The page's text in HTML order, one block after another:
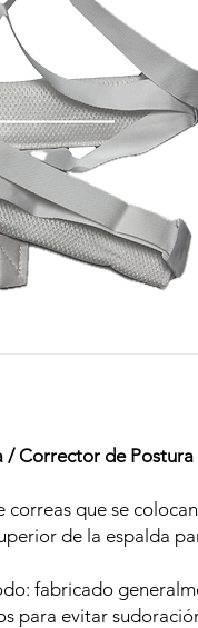
/ Corrector de
que se
de la espalda
fabricado
para evitar